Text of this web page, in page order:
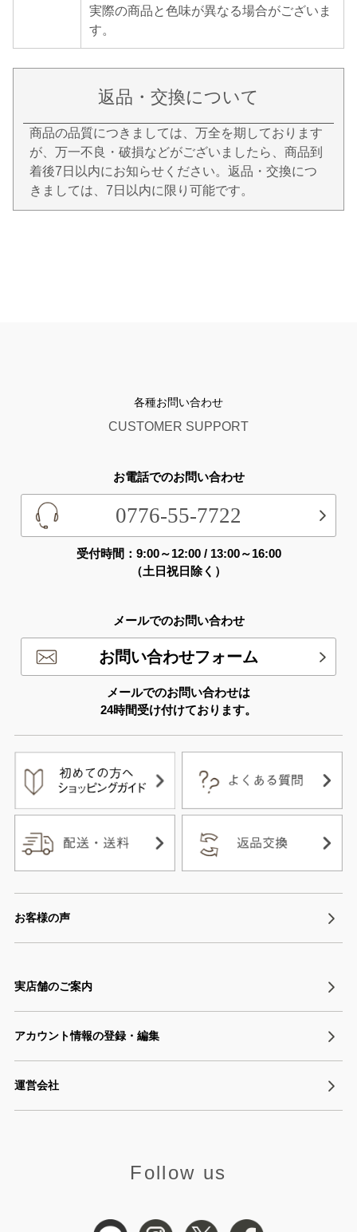
実際の商品と色味が異なる場合がございま
す。
返品・交換について
商品の品質につきましては、万全を期しております
が、万一不良・破損などがございましたら、商品到
着後7日以内にお知らせください。返品・交換につ
きましては、7日以内に限り可能です。
各種お問い合わせ
CUSTOMER SUPPORT
お電話でのお問い合わせ
0776-55-7722
受付時間：9:00～12:00 / 13:00～16:00
（土日祝日除く）
メールでのお問い合わせ
お問い合わせフォーム
メールでのお問い合わせは
24時間受け付けております。
お客様の声
実店舗のご案内
アカウント情報の登録・編集
運営会社
Follow us